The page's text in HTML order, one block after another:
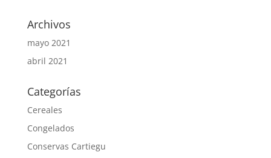
Archivos
mayo 2021
abril 2021
Categorías
Cereales
Congelados
Conservas Cartiegu